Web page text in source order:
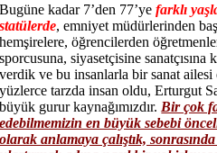
Bugüne kadar 7’den 77’yefarklı
statülerde, emniyet müdürlerinden
hemşirelere, öğrencilerden
sporcusuna, siyasetçisine
verdik ve bu insanlarla bir sanat
yüzlerce tarzda insan oldu, Erturgut
büyük gurur kaynağımızdır. Bir çok
edebilmemizin en büyük sebebi
olarak anlamaya çalıştık,